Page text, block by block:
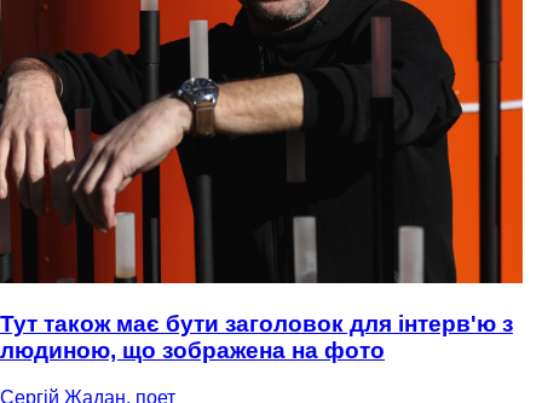
Тут також має бути заголовок для інтерв'ю з
людиною, що зображена на фото
Сергій Жадан, поет